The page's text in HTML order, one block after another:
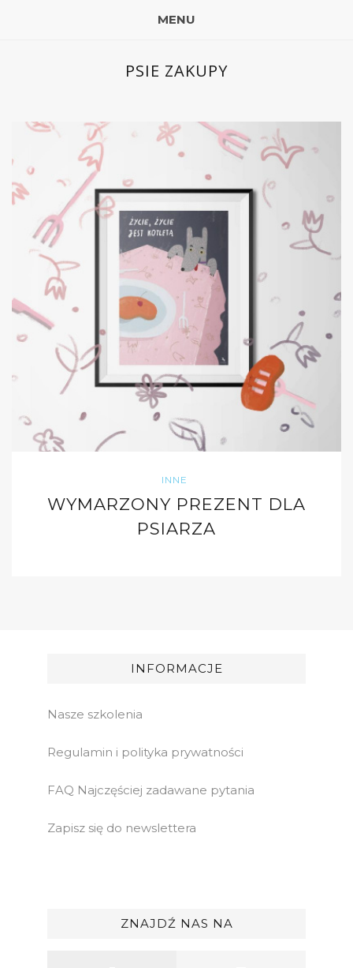
MENU
PSIE ZAKUPY
INNE
WYMARZONY PREZENT DLA
PSIARZA
INFORMACJE
Nasze szkolenia
Regulamin i polityka prywatności
FAQ Najczęściej zadawane pytania
Zapisz się do newslettera
ZNAJDŹ NAS NA